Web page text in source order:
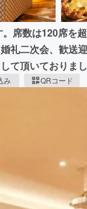
席数は120席を
礼二次会、歓送
て頂いておりまし
み QRコード